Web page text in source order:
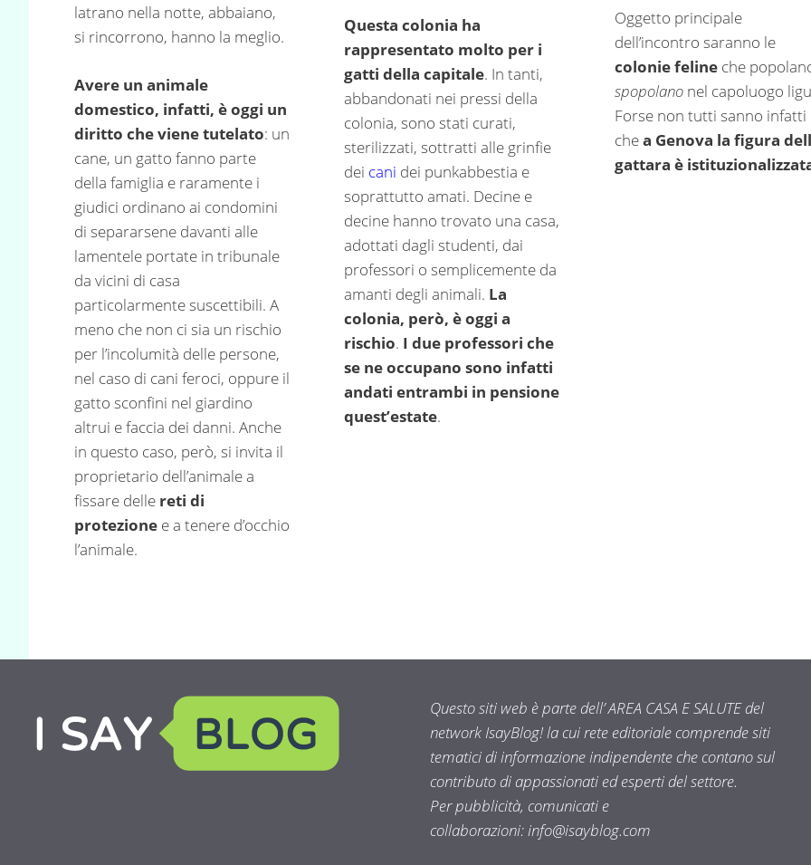
Oggetto principale
dell’incontro saranno le
colonie felineche
spopolanonel capoluogo
Forse non tutti sanno infatti
chea Genova la figura
gattara è
latrano nella notte, abbaiano,
si rincorrono, hanno la meglio.
Avere un animale
domestico, infatti, è oggi un
diritto che viene tutelato: un
cane, un gatto fanno parte
della famiglia e raramente i
giudici ordinano ai condomini
di separarsene davanti alle
lamentele portate in tribunale
da vicini di casa
particolarmente suscettibili. A
meno che non ci sia un rischio
per l’incolumità delle persone,
nel caso di cani feroci, oppure il
gatto sconfini nel giardino
altrui e faccia dei danni. Anche
in questo caso, però, si invita il
proprietario dell’animale a
fissare delle reti di
protezione e a tenere d’occhio
l’animale.
Questa colonia ha
rappresentato molto per i
gatti della capitale. In tanti,
abbandonati nei pressi della
colonia, sono stati curati,
sterilizzati, sottratti alle grinfie
dei cani dei punkabbestia e
soprattutto amati. Decine e
decine hanno trovato una casa,
adottati dagli studenti, dai
professori o semplicemente da
amanti degli animali. La
colonia, però, è oggi a
rischio. I due professori che
se ne occupano sono infatti
andati entrambi in pensione
quest’estate.
Questo siti web è parte dell’ AREA CASA E SALUTE del
network IsayBlog! la cui rete editoriale comprende siti
tematici di informazione indipendente che contano sul
contributo di appassionati ed esperti del settore.
Per pubblicità, comunicati e
collaborazioni:info@isayblog.com